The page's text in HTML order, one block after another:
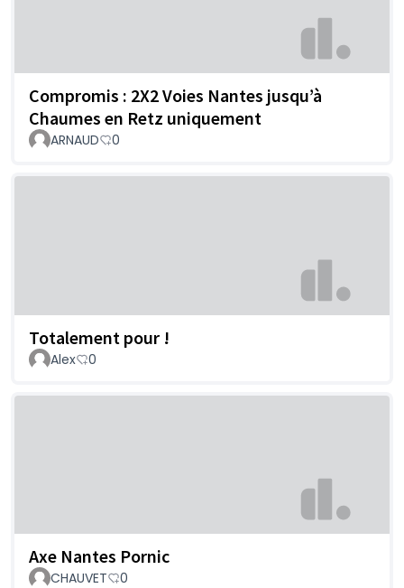
Compromis : 2X2 Voies Nantes jusqu’à
Chaumes en Retz uniquement
ARNAUD 0
Totalement pour !
Alex 0
Axe Nantes Pornic
CHAUVET 0